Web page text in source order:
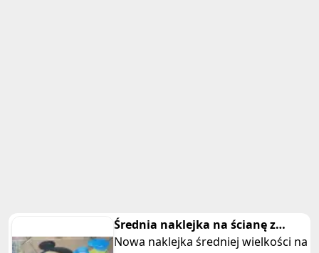
Średnia naklejka na ścianę z
młoda myszka Miki i Mini
Nowa naklejka średniej wielkości na